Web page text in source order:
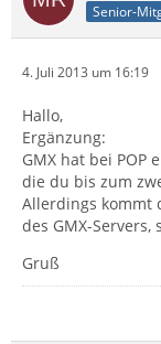
Senior-
4. Juli 2013 um 16:19
Hallo,
Ergänzung:
GMX hat bei POP
die du bis zum
Allerdings kommt
des GMX-Servers,
Gruß